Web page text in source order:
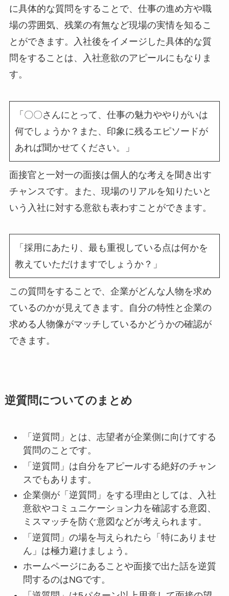
に具体的な質問をすることで、仕事の進め方や職
場の雰囲気、残業の有無など現場の実情を知るこ
とができます。入社後をイメージした具体的な質
問をすることは、入社意欲のアピールにもなりま
す。
「〇〇さんにとって、仕事の魅力ややりがいは
何でしょうか？また、印象に残るエピソードが
あれば聞かせてください。」
面接官と一対一の面接は個人的な考えを聞き出す
チャンスです。また、現場のリアルを知りたいと
いう入社に対する意欲も表わすことができます。
「採用にあたり、最も重視している点は何かを
教えていただけますでしょうか？」
この質問をすることで、企業がどんな人物を求め
ているのかが見えてきます。自分の特性と企業の
求める人物像がマッチしているかどうかの確認が
できます。
逆質問についてのまとめ
「逆質問」とは、志望者が企業側に向けてする
質問のことです。
「逆質問」は自分をアピールする絶好のチャン
スでもあります。
企業側が「逆質問」をする理由としては、入社
意欲やコミュニケーション力を確認する意図、
ミスマッチを防ぐ意図などが考えられます。
「逆質問」の場を与えられたら「特にありませ
ん」は極力避けましょう。
ホームページにあることや面接で出た話を逆質
問するのはNGです。